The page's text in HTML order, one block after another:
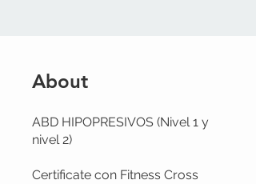
About
ABD HIPOPRESIVOS (Nivel 1 y
nivel 2)
Certificate con Fitness Cross